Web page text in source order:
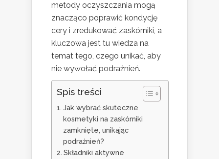
metody oczyszczania mogą
znacząco poprawić kondycję
cery i zredukować zaskórniki, a
kluczowa jest tu wiedza na
temat tego, czego unikać, aby
nie wywołać podrażnień.
Spis treści
Jak wybrać skuteczne
kosmetyki na zaskórniki
zamknięte, unikając
podrażnień?
Składniki aktywne